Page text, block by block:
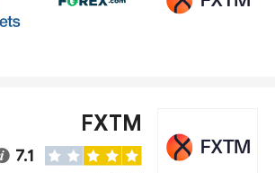
FXTM
7.1